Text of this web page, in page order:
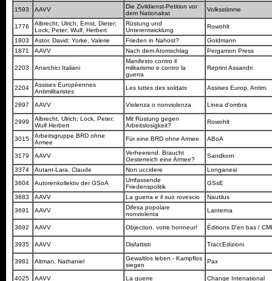
1593 AAVV
Die Zivildienst-Petition vor
dem Nationalrat
Volksstimme
1776
Albrecht, Ulrich; Ernst, Dieter;
Lock, Peter; Wulf, Herbert
Rüstung und
Unterentwicklung
Rowohlt
1803 Astor, David; Yorke, Valerie Frieden in Nahost?
Goldmann
1871
AAVV Nach dem Atomschlag Pergamon Press
2203 Anarchici Italiani
Manifesto contro il
militarismo e contro la
guerra
Reprint Assandri
2204
Assises Européennes
Antimilitaristes
Les luttes des soldats Assises Europ. Antim.
2897 AAVV Violenza o nonviolenza Linea d'ombra
2999
Albrecht, Ulrich; Lock, Peter;
Wulf Herbert
Mit Rüstung gegen
Arbeitslosigkeit?
Rowohlt
3015
Arbeitsgruppe BRD ohne
Armee
Für eine BRD ohne Armee ABoA
3179 AAVV
Verheerend. Braucht
Oesterreich eine Armee?
Sandkorn
3374 Autant-Lara, Claude Non uccidere
Longanesi
3604
Autorenkollektiv der GSoA
Umfassende
Friedenspolitik
GSsE
3683 AAVV La guerra e il suo rovescio
Nautilus
3691
AAVV
Difesa popolare
nonviolenta
Lanterna
3692 AAVV Objection, votre honneur! Éditions D'en bas /
3935 AAVV Disfattisti TraccEdizioni
3981 Altman, Nathaniel
Gewaltlos leben - Kampflos
siegen
Pax
4025 AAVV La guerre Change Intenational